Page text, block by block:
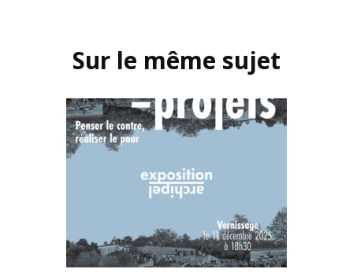
Sur le même sujet